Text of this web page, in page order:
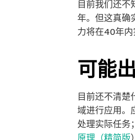
目前我们还不
年。但这真确
力将在40年内
可能
目前还不清
域进行应用。
处理实际任务